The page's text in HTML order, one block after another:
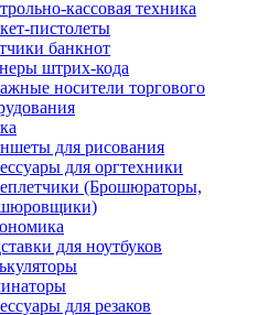
кассовая техника
пистолеты
банкнот
штрих-кода
носители торгового
для рисования
для оргтехники
(Брошюраторы,
для ноутбуков
для резаков